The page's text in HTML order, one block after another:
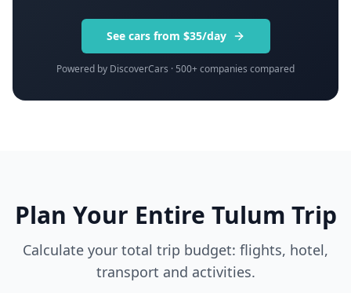
See cars from $35/day
Powered by DiscoverCars · 500+ companies compared
Plan Your Entire Tulum Trip
Calculate your total trip budget: flights, hotel,
transport and activities.